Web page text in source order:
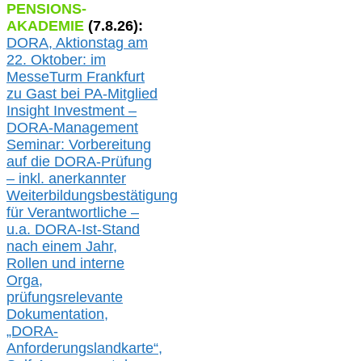
PENSIONS-
AKADEMIE (7.8.26):
DORA, Aktionstag am
22. Oktober: im
MesseTurm Frankfurt
zu Gast bei PA-Mitglied
Insight Investment –
DORA-Management
Seminar: Vorbereitung
auf die DORA-Prüfung
– inkl. anerkannter
Weiterbildungsbestätigung
für Verantwortliche –
u.a. DORA-Ist-Stand
nach einem Jahr,
Rollen und interne
Orga,
prüfungsrelevante
Dokumentation,
„DORA-
Anforderungslandkarte“,